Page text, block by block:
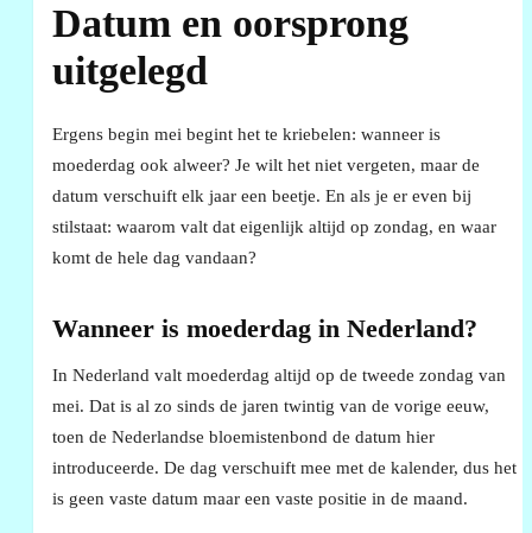
Datum en oorsprong
uitgelegd
Ergens begin mei begint het te kriebelen: wanneer is
moederdag ook alweer? Je wilt het niet vergeten, maar de
datum verschuift elk jaar een beetje. En als je er even bij
stilstaat: waarom valt dat eigenlijk altijd op zondag, en waar
komt de hele dag vandaan?
Wanneer is moederdag in Nederland?
In Nederland valt moederdag altijd op de tweede zondag van
mei. Dat is al zo sinds de jaren twintig van de vorige eeuw,
toen de Nederlandse bloemistenbond de datum hier
introduceerde. De dag verschuift mee met de kalender, dus het
is geen vaste datum maar een vaste positie in de maand.